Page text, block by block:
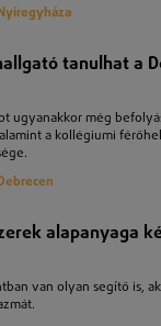
Nyíregyháza
tanulhat a
ugyanakkor még
a kollégiumi
alapanyaga
van olyan segítő is,